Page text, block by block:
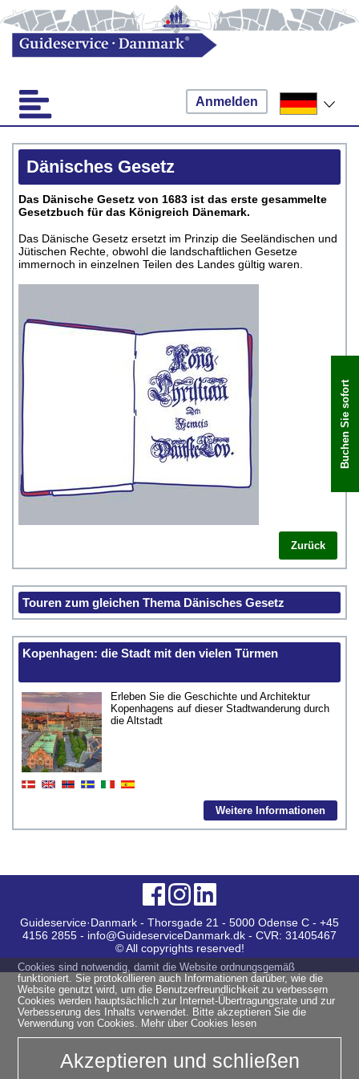
Anmelden
Dänisches Gesetz
Das Dänische Gesetz von 1683 ist das erste gesammelte
Gesetzbuch für das Königreich Dänemark.
Das Dänische Gesetz ersetzt im Prinzip die Seeländischen und
Jütischen Rechte, obwohl die landschaftlichen Gesetze
immernoch in einzelnen Teilen des Landes gültig waren.
Zurück
Touren zum gleichen Thema Dänisches Gesetz
Kopenhagen: die Stadt mit den vielen Türmen
Erleben Sie die Geschichte und Architektur
Kopenhagens auf dieser Stadtwanderung durch
die Altstadt
Weitere Informationen
Buchen Sie sofort
Guideservice·Danmark - Thorsgade 21 - 5000 Odense C - +45
4156 2855 - info@GuideserviceDanmark.dk - CVR: 31405467
© All copyrights reserved!
Cookies sind notwendig, damit die Website ordnungsgemäß
funktioniert. Sie protokollieren auch Informationen darüber, wie die
Website genutzt wird, um die Benutzerfreundlichkeit zu verbessern
Cookies werden hauptsächlich zur Internet-Übertragungsrate und zur
Verbesserung des Inhalts verwendet. Bitte akzeptieren Sie die
Verwendung von Cookies. Mehr über Cookies lesen
Akzeptieren und schließen